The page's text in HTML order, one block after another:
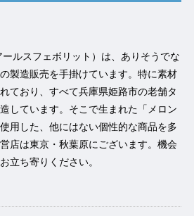
ルスフェボリット）は、ありそうでな
製造販売を手掛けています。特に素材
ており、すべて兵庫県姫路市の老舗タ
しています。そこで生まれた「メロン
用した、他にはない個性的な商品を多
店は東京・秋葉原にございます。機会
立ち寄りください。